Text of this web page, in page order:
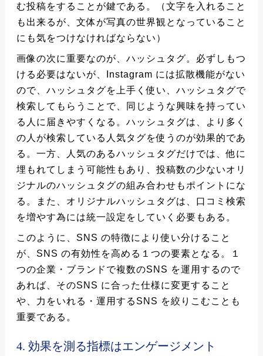
む投稿をすることが鍵である。（文字を入れること
も出来るが、文体が写真の世界観となっていること
にも気をつけなければならない）
画像の次に重要なのが、ハッシュタグ。必ずしもつ
ける必要はないが、Instagram には拡散機能がない
ので、ハッシュタグを上手く使い、ハッシュタグで
検索してもらうことで、同じような興味を持ってい
る人に届きやすくなる。ハッシュタグは、より多く
の人が検索している人気タグを使うのが効果的であ
る。一方、人気のあるハッシュタグだけでは、他に
埋もれてしまう可能性もあり、投稿数の少ないオリ
ジナルのハッシュタグの組み合わせもポイントにな
る。また、オリジナルハッシュタグは、口コミ検索
を増やす為には統一設定をしていく必要もある。
このように、SNS の特徴により使い分けること
が、SNS の有効性を高める１つの要素となる。１
つの企業・ブランドで複数のSNS を運用するので
あれば、そのSNS に合った仕様に変更すること
や、力をいれる・運用するSNS を絞りこむことも
重要である。
4. 効果を測る指標はエンゲージメント